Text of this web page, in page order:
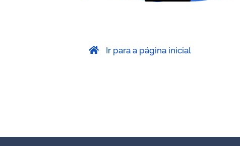
Ir para a página inicial